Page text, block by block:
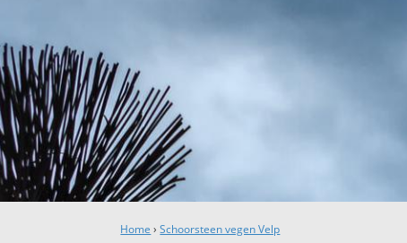
Home ›Schoorsteen vegen Velp